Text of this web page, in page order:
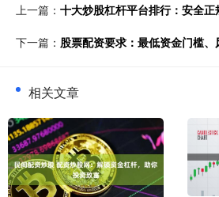
上一篇： 十大炒股杠杆平台排行：安全
下一篇： 股票配资要求：最低资金门槛
相关文章